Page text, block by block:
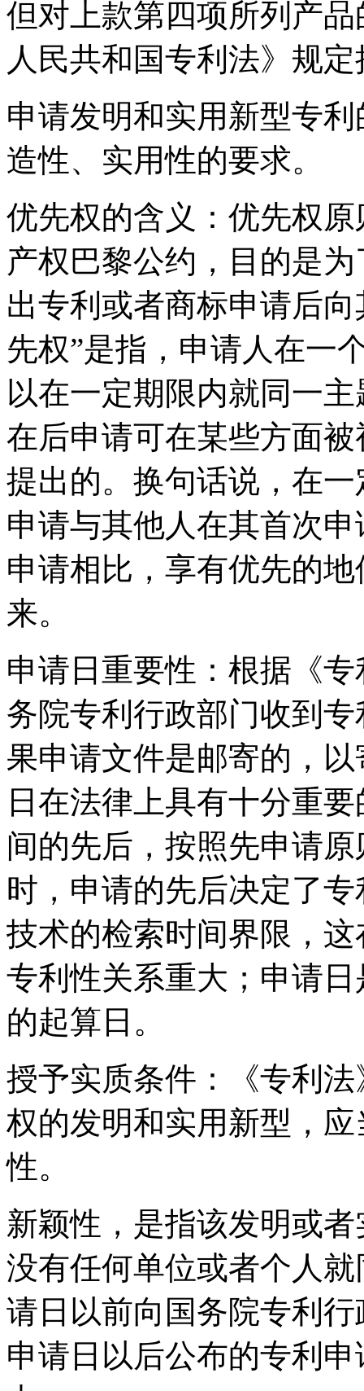
但对上款第四项所列产
人民共和国专利法》规
申请发明和实用新型专
造性、实用性的要求。
优先权的含义：优先权
产权巴黎公约，目的是
出专利或者商标申请后
先权”是指，申请人在一
以在一定期限内就同一
在后申请可在某些方面
提出的。换句话说，在
申请与其他人在其首次
申请相比，享有优先的
来。
申请日重要性：根据《
务院专利行政部门收到
果申请文件是邮寄的，
日在法律上具有十分重
间的先后，按照先申请
时，申请的先后决定了
技术的检索时间界限，
专利性关系重大；申请
的起算日。
授予实质条件：《专利
权的发明和实用新型，
性。
新颖性，是指该发明或
没有任何单位或者个人
请日以前向国务院专利
申请日以后公布的专利